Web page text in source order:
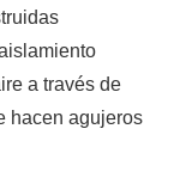
a través de
hacen agujeros